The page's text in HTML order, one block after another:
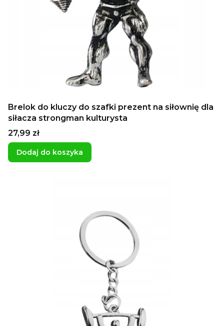
Brelok do kluczy do szafki prezent na siłownię dla
siłacza strongman kulturysta
Cena
27,99 zł
Dodaj do koszyka